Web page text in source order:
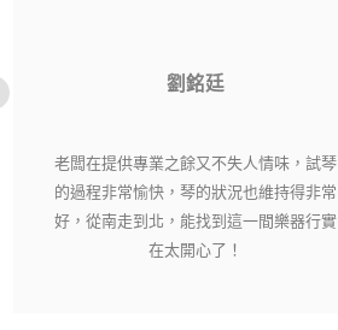
洪貫傑
老闆相當用心，每一把琴都經過細心挑選
又嚴格把關，現場琴各有各的特色，在這
裡絕對能找到自己適合有喜愛的琴。